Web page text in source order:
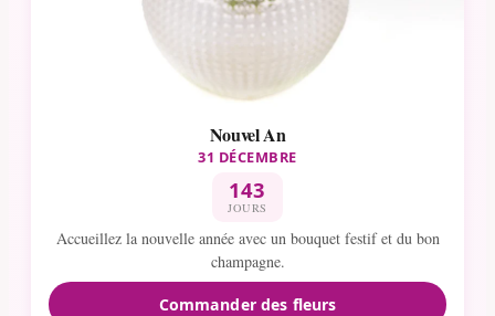
Nouvel An
31 DÉCEMBRE
143
JOURS
Accueillez la nouvelle année avec un bouquet festif et du bon
champagne.
Commander des fleurs